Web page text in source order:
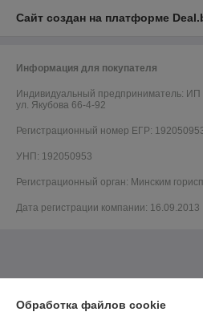
Сайт создан на платформе
Информация для покупателя
Индивидуальный предприниматель: ИП
ул. Якубова 66-4-92
Регистрационный номер ЕГР:
УНП: 192050953
Регистрационный орган: Минским
Дата регистрации компании: 16.09.2013
Обработка файлов cookie